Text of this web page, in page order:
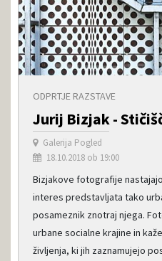
ODPRTJE RAZSTAVE
Jurij Bizjak -
Galerija Pogled
18.10.2018 ob 19:00
Bizjakove fotografije
interes predstavljata tako
posameznik znotraj njega.
urbane socialne krajine in
življenja, ki jih zaznamujejo